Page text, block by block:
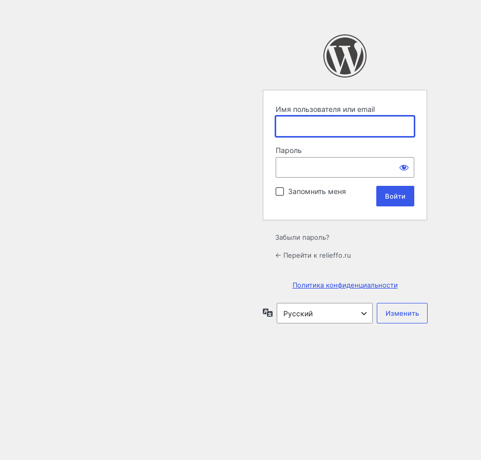
Имя пользователя или email
Пароль
Запомнить меня
Забыли пароль?
← Перейти к relieffo.ru
Политика конфиденциальности
Язык